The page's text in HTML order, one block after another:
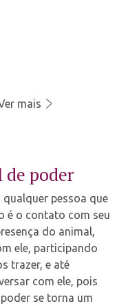
mais
de poder
pessoa que
é o contato com seu
do animal,
ele, participando
trazer, e até
com ele, pois
se torna um